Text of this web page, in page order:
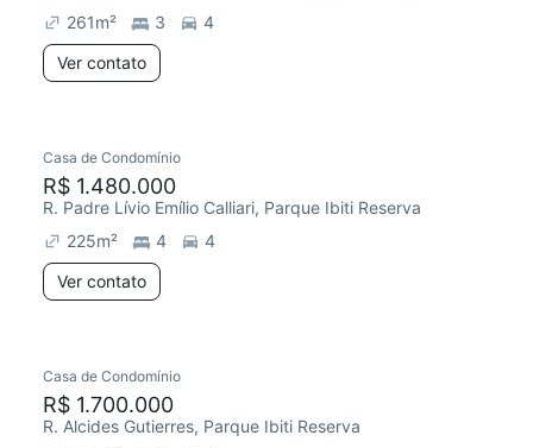
261m² 3
4
Ver contato
Casa de Condomínio
R$ 1.480.000
R. Padre Lívio Emílio Calliari, Parque Ibiti Reserva
225m² 4
4
Ver contato
Casa de Condomínio
R$ 1.700.000
R. Alcides Gutierres, Parque Ibiti Reserva